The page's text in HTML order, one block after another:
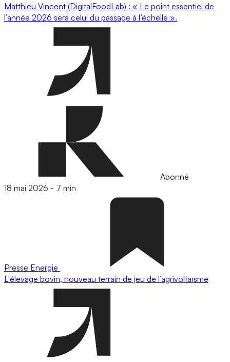
Matthieu Vincent (DigitalFoodLab) : « Le point essentiel de
l’année 2026 sera celui du passage à l’échelle ».
Abonné
18 mai 2026 - 7 min
Presse Energie
L'élevage bovin, nouveau terrain de jeu de l’agrivoltaïsme